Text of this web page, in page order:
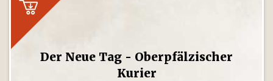
Der Neue Tag - Oberpfälzischer
Kurier